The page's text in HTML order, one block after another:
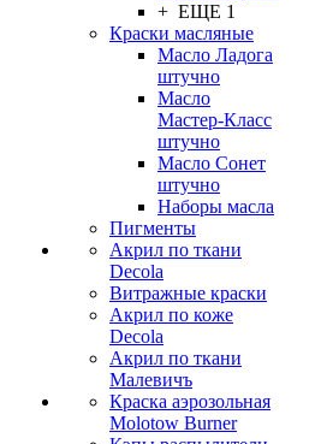
+ ЕЩЕ 1
Краски масляные
Масло Ладога
штучно
Масло
Мастер-Класс
штучно
Масло Сонет
штучно
Наборы масла
Пигменты
Акрил по ткани
Decola
Витражные краски
Акрил по коже
Decola
Акрил по ткани
Малевичъ
Краска аэрозольная
Molotow Burner